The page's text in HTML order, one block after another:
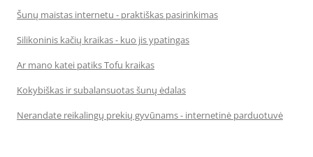
Šunų maistas internetu - praktiškas pasirinkimas
Silikoninis kačių kraikas - kuo jis ypatingas
Ar mano katei patiks Tofu kraikas
Kokybiškas ir subalansuotas šunų ėdalas
Nerandate reikalingų prekių gyvūnams - internetinė parduotuvė